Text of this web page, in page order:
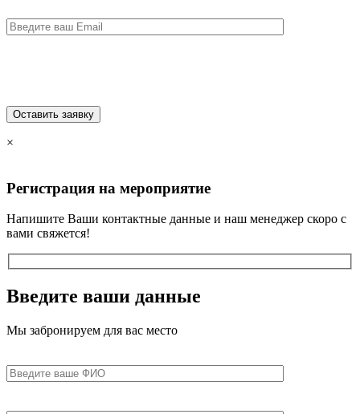
×
Регистрация на мероприятие
Напишите Ваши контактные данные и наш менеджер скоро с
вами свяжется!
Введите ваши данные
Мы забронируем для вас место